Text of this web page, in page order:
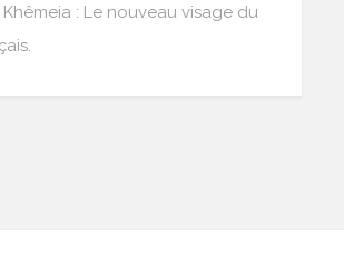
Khêmeia : Le nouveau visage du